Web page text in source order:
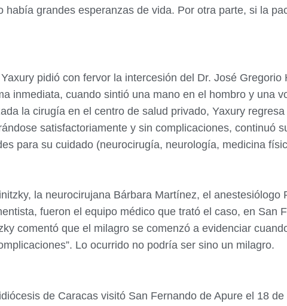
grandes esperanzas de vida. Por otra parte, si la
pidió con fervor la intercesión del Dr. José Gregorio
inmediata, cuando sintió una mano en el hombro y una
la cirugía en el centro de salud privado, Yaxury
satisfactoriamente y sin complicaciones, continuó
para su cuidado (neurocirugía, neurología, medicina
la neurocirujana Bárbara Martínez, el anestesiólogo
fueron el equipo médico que trató el caso, en San
comentó que el milagro se comenzó a evidenciar
Lo ocurrido no podría ser sino un milagro.
de Caracas visitó San Fernando de Apure el 18